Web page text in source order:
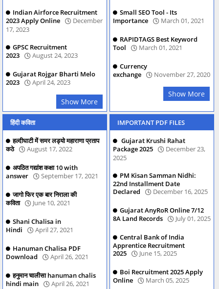
Indian Airforce Recruitment
2023 Apply Online
December
17, 2023
GPSC Recruitment
2023
August 24, 2023
Gujarat Rojgar Bharti Melo
2023
April 24, 2023
Show More
Small SEO Tool - Its
Importance
March 01, 2021
RAPIDTAGS Best Keyword
Tool
March 01, 2021
Currency
exchange
November 27, 2020
Show More
हिंदी कविता
हल्दीघाटी में समर लड्यो महाराणा प्रताप
कठे
August 17, 2022
अपठित गद्यांश कक्षा 10 with
answer
September 17, 2021
जागो फिर एक बार निराला की
कविता
June 10, 2021
Shani Chalisa in
Hindi
April 27, 2021
Hanuman Chalisa PDF
Download
April 26, 2021
हनुमान चालीसा hanuman chalis
hindi main
April 26, 2021
IMPORTANT PDF FILES
Gujarat Krushi Rahat
Package 2025
December 23,
2025
PM Kisan Samman Nidhi:
22nd Installment Date
Declared
December 16, 2025
Gujarat AnyRoR Online 7/12
8A Land Records
July 01, 2025
Central Bank of India
Apprentice Recruitment
2025
June 15, 2025
Boi Recruitment 2025 Apply
Online
March 05, 2025